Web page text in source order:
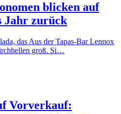
blicken auf
Jahr zurück
das Aus der Tapas-Bar Lennox
groß. Si…
Vorverkauf: